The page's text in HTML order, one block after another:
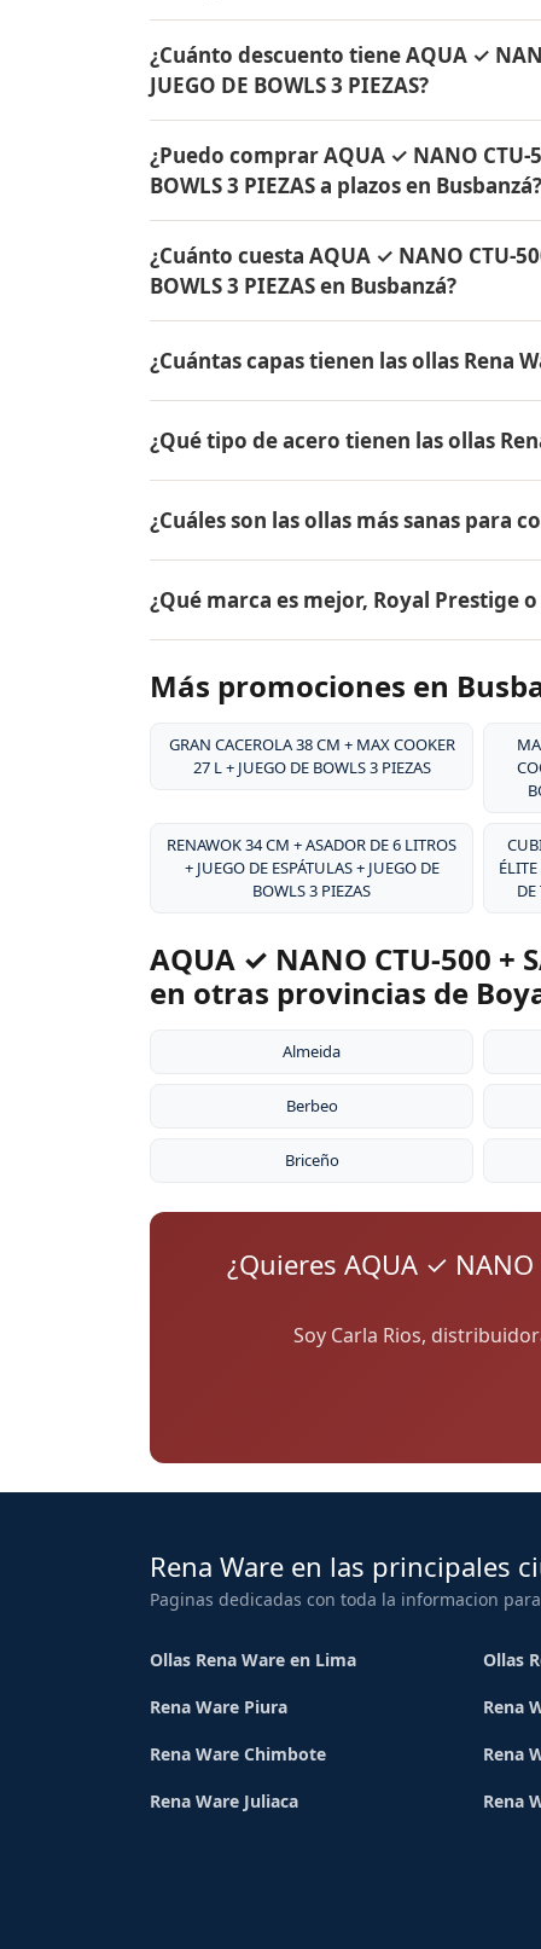
JUEGO DE BOWLS 3 PIEZAS tienen
originales Rena Ware fabricados en acero
¿Cuánto descuento tiene AQUA ✓
JUEGO DE BOWLS 3 PIEZAS?
de descuento. Contáctame por
Colombia.
¿Puedo comprar AQUA ✓ NANO CTU-
BOWLS 3 PIEZAS a plazos en Busbanzá?
PIEZAS con solo el 10% de inicial y pagar
y todo Colombia.
¿Cuánto cuesta AQUA ✓ NANO CTU-
BOWLS 3 PIEZAS en Busbanzá?
el mismo en todo Colombia. Contáctame
Busbanzá.
¿Cuántas capas tienen las ollas Rena
18/10, dos capas de aleación de aluminio
aluminio puro. Este diseño permite
alimentos.
¿Qué tipo de acero tienen las ollas
tipo de acero es resistente a la corrosión,
y es extremadamente duradero. Por eso
¿Cuáles son las ollas más sanas para
liberan sustancias tóxicas, no reaccionan
grasa, conservando hasta el 98% de los
¿Qué marca es mejor, Royal Prestige o
desde 1941, su acero inoxidable
patentado, y su garantía de por vida.
la durabilidad excepcional de sus
Más promociones en
GRAN CACEROLA 38 CM + MAX COOKER
27 L + JUEGO DE BOWLS 3 PIEZAS
RENAWOK 34 CM + ASADOR DE 6 LITROS
+ JUEGO DE ESPÁTULAS + JUEGO DE
BOWLS 3 PIEZAS
AQUA ✓ NANO CTU-500 +
en otras provincias de
Almeida
Berbeo
Briceño
¿Quieres AQUA ✓ NANO
Soy Carla Rios,
Rena Ware en las principales
Paginas dedicadas con toda la informacion
Ollas Rena Ware en Lima Ollas
Rena Ware Piura Rena
Rena Ware Chimbote Rena
Rena Ware Juliaca Rena